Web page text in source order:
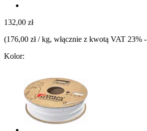
132,00 zł
(176,00 zł / kg, włącznie z kwotą VAT 23% -
Kolor: